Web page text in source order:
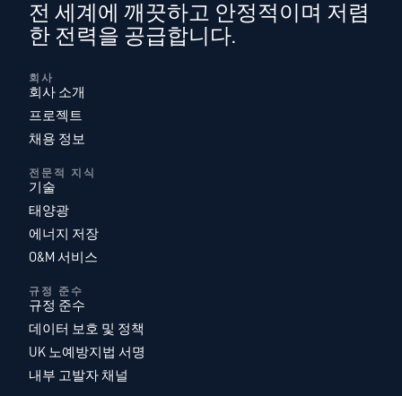
전 세계에 깨끗하고 안정적이며 저렴
한 전력을 공급합니다.
회사
회사 소개
프로젝트
채용 정보
전문적 지식
기술
태양광
에너지 저장
O&M 서비스
규정 준수
규정 준수
데이터 보호 및 정책
UK 노예방지법 서명
내부 고발자 채널